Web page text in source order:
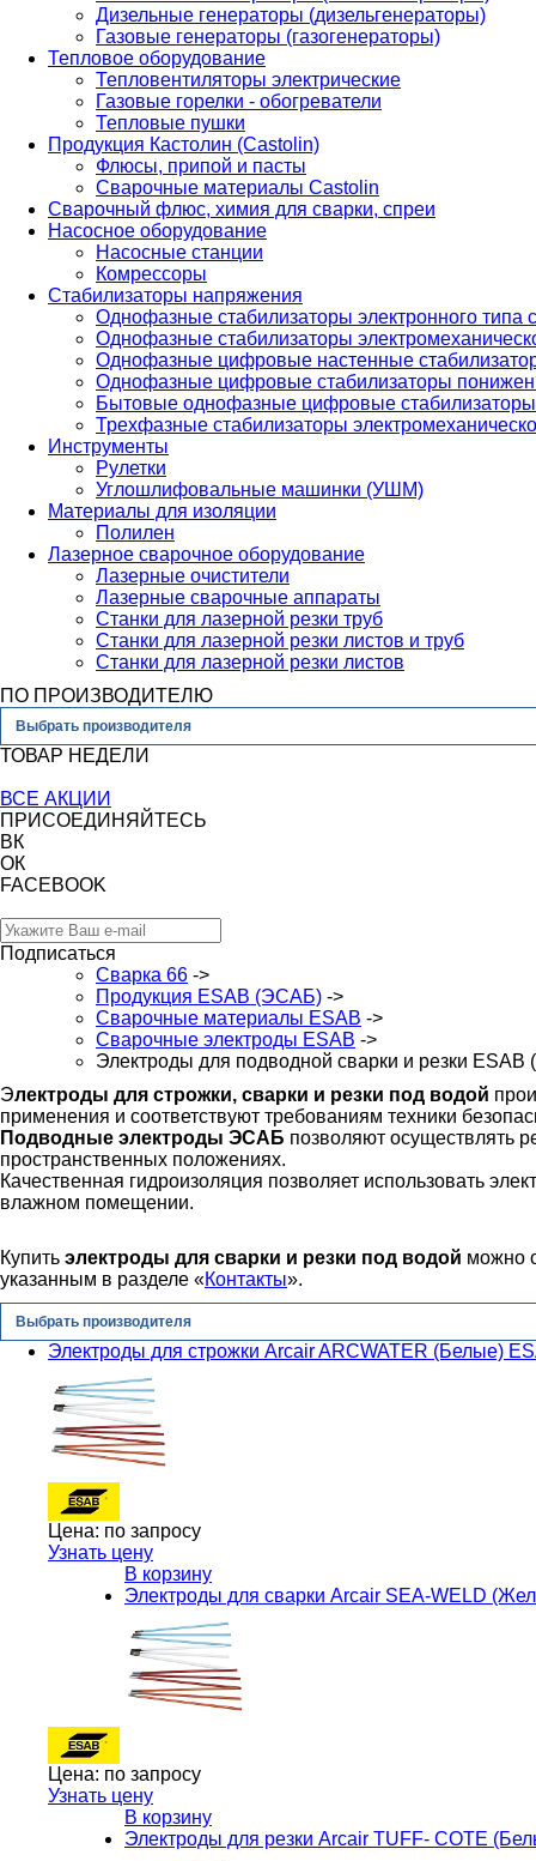
Дизельные генераторы (дизельгенераторы)
Газовые генераторы (газогенераторы)
Тепловое оборудование
Тепловентиляторы электрические
Газовые горелки - обогреватели
Тепловые пушки
Продукция Кастолин (Castolin)
Флюсы, припой и пасты
Сварочные материалы Castolin
Сварочный флюс, химия для сварки, спреи
Насосное оборудование
Насосные станции
Комрессоры
Стабилизаторы напряжения
Однофазные стабилизаторы электронного
Однофазные стабилизаторы
Однофазные цифровые настенные
Однофазные цифровые стабилизаторы
Бытовые однофазные цифровые стабилизаторы
Трехфазные стабилизаторы
Инструменты
Рулетки
Углошлифовальные машинки (УШМ)
Материалы для изоляции
Полилен
Лазерное сварочное оборудование
Лазерные очистители
Лазерные сварочные аппараты
Станки для лазерной резки труб
Станки для лазерной резки листов и труб
Станки для лазерной резки листов
ПО ПРОИЗВОДИТЕЛЮ
Выбрать производителя
ТОВАР НЕДЕЛИ
ВСЕ АКЦИИ
ПРИСОЕДИНЯЙТЕСЬ
ВК
ОК
FACEBOOK
Подписаться
Сварка 66 ->
Продукция ESAB (ЭСАБ) ->
Сварочные материалы ESAB ->
Сварочные электроды ESAB ->
Электроды для подводной сварки и резки
Электроды для строжки, сварки и резки под водой
применения и соответствуют требованиям техники
Подводные электроды ЭСАБ позволяют осуществлять
пространственных положениях.
Качественная гидроизоляция позволяет использовать
влажном помещении.
Купить электроды для сварки и резки под водой можно
указанным в разделе «Контакты».
Выбрать производителя
Электроды для строжки Arcair ARCWATER (Белые)
Цена: по запросу
Узнать цену
В корзину
Электроды для сварки Arcair SEA-WELD
Цена: по запросу
Узнать цену
В корзину
Электроды для резки Arcair TUFF- COTE